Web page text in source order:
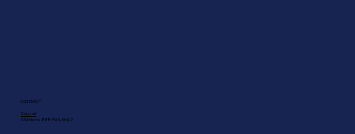
CONTACT
Courriel
Téléphone 888-549-5642